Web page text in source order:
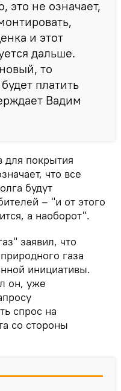
это не означает,
и этот
дальше.
то
платить
Вадим
для покрытия
что все
будут
– "и от этого
а наоборот".
заявил, что
газа
инициативы.
он, уже
спрос на
со стороны